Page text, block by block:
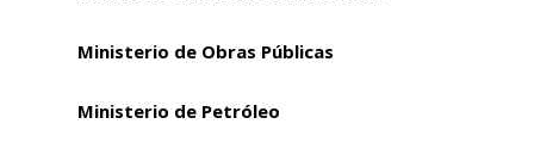
Ministerio de Obras Públicas
Ministerio de Petróleo